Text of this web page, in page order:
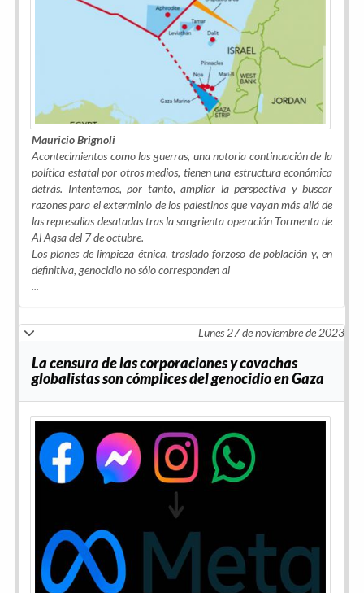
Mauricio Brignoli
Acontecimientos como las guerras, una notoria continuación de la
política estatal por otros medios, tienen una estructura económica
detrás. Intentemos, por tanto, ampliar la perspectiva y buscar
razones para el exterminio de los palestinos que vayan más allá de
las represalias desatadas tras la sangrienta operación Tormenta de
Al Aqsa del 7 de octubre.
Los planes de limpieza étnica, traslado forzoso de población y, en
definitiva, genocidio no sólo corresponden al
...
Lunes 27 de noviembre de 2023
La censura de las corporaciones y covachas
globalistas son cómplices del genocidio en Gaza